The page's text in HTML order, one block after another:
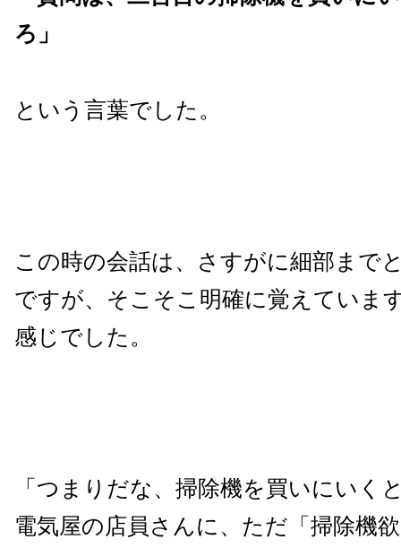
ろ」
という言葉でした。
この時の会話は、さすがに細部まで
ですが、そこそこ明確に覚えていま
感じでした。
「つまりだな、掃除機を買いにいく
電気屋の店員さんに、ただ「掃除機